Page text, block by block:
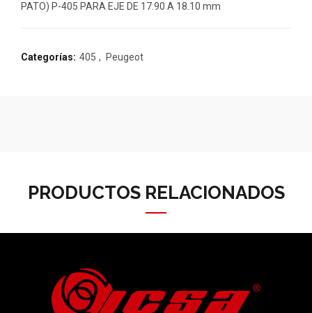
PATO) P-405 PARA EJE DE 17.90 A 18.10 mm
Categorías: 405 , Peugeot
PRODUCTOS RELACIONADOS